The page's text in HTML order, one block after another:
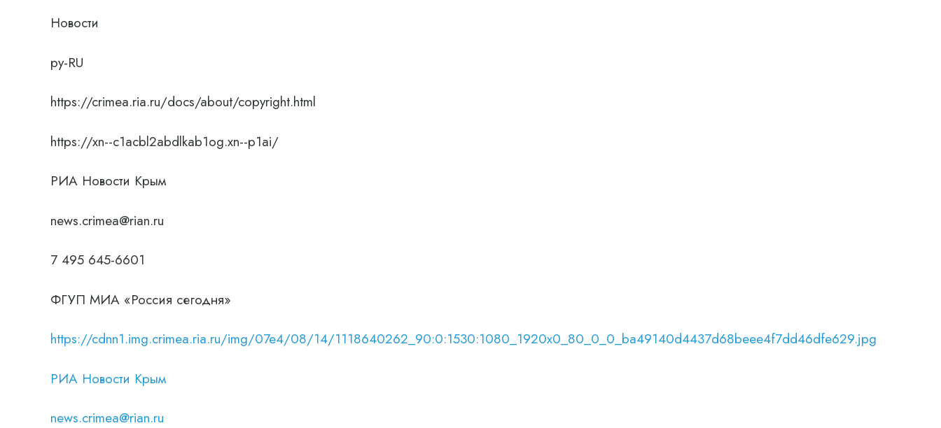
Новости
ру-RU
https://crimea.ria.ru/docs/about/copyright.html
https://xn--c1acbl2abdlkab1og.xn--p1ai/
РИА Новости Крым
news.crimea@rian.ru
7 495 645-6601
ФГУП МИА «Россия сегодня»
https://cdnn1.img.crimea.ria.ru/img/07e4/08/14/1118640262_90:0:1530:1080_1920x0_80_0_0_ba49140d4437d68beee4f7dd46dfe629.jpg
РИА Новости Крым
news.crimea@rian.ru